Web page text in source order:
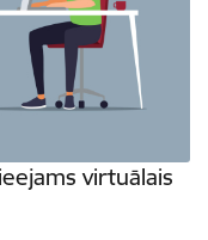
virtuālais